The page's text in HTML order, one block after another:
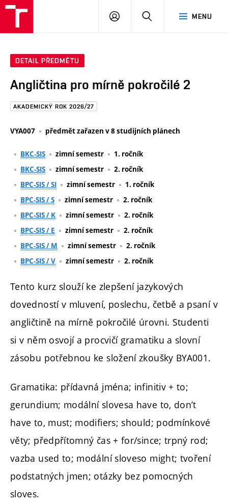
Brno
MENU
PŘIHLÁSIT
DETAIL PŘEDMĚTU
Angličtina pro mírně pokročilé 2
AKADEMICKÝ ROK 2026/27
VYA007 předmět zařazen v 8 studijních plánech
BKC-SIS zimní semestr
1. ročník
BKC-SIS
zimní semestr
2. ročník
BPC-SIS / SI
zimní semestr
1. ročník
BPC-SIS / S
zimní semestr
2. ročník
BPC-SIS / K
zimní semestr
2. ročník
BPC-SIS / E
zimní semestr
2. ročník
BPC-SIS / M
zimní semestr
2. ročník
BPC-SIS / V
zimní semestr 2. ročník
Tento kurz slouží ke zlepšení jazykových
dovedností v mluvení, poslechu, četbě a psaní v
angličtině na mírně pokročilé úrovni. Studenti
si v něm osvojí a procvičí gramatiku a slovní
zásobu potřebnou ke složení zkoušky BYA001.
Gramatika: přídavná jména; infinitiv + to;
gerundium; modální slovesa have to, don’t
have to, must; modifiers; should; podmínkové
věty; předpřítomný čas + for/since; trpný rod;
vazba used to; modální sloveso might; tvoření
podstatných jmen; otázky bez pomocných
sloves.